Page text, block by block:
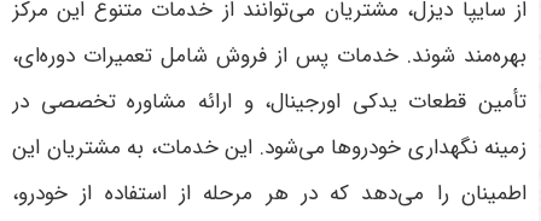
از سایپا دیزل، مشتریان می‌توانند از خدمات متنوع این مرکز
بهره‌مند شوند. خدمات پس از فروش شامل تعمیرات دوره‌ای،
تأمین قطعات یدکی اورجینال، و ارائه مشاوره تخصصی در
زمینه نگهداری خودروها می‌شود. این خدمات، به مشتریان این
اطمینان را می‌دهد که در هر مرحله از استفاده از خودرو،